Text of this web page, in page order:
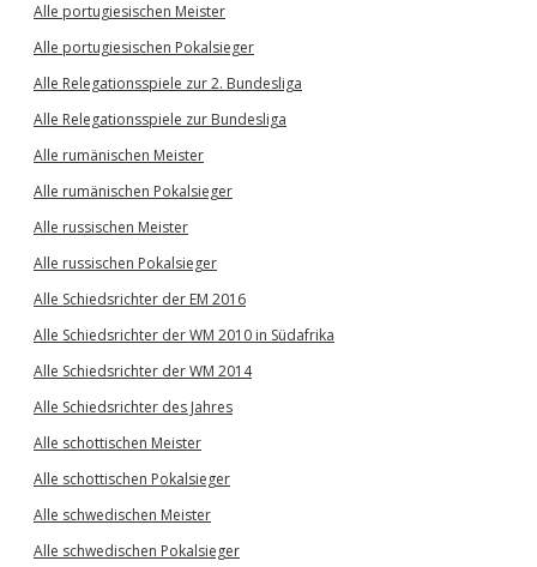
Alle portugiesischen Meister
Alle portugiesischen Pokalsieger
Alle Relegationsspiele zur 2. Bundesliga
Alle Relegationsspiele zur Bundesliga
Alle rumänischen Meister
Alle rumänischen Pokalsieger
Alle russischen Meister
Alle russischen Pokalsieger
Alle Schiedsrichter der EM 2016
Alle Schiedsrichter der WM 2010 in Südafrika
Alle Schiedsrichter der WM 2014
Alle Schiedsrichter des Jahres
Alle schottischen Meister
Alle schottischen Pokalsieger
Alle schwedischen Meister
Alle schwedischen Pokalsieger